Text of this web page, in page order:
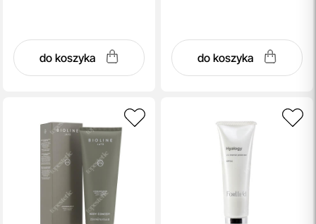
do koszyka do koszyka